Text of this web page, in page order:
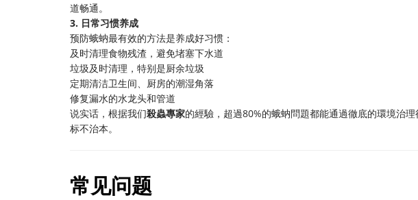
道畅通。
3. 日常习惯养成
预防蛾蚋最有效的方法是养成好习惯：
及时清理食物残渣，避免堵塞下水道
垃圾及时清理，特别是厨余垃圾
定期清洁卫生间、厨房的潮湿角落
修复漏水的水龙头和管道
说实话，根据我们殺蟲專家的經驗，超過80%的蛾蚋問題都能通過徹底的環境治
标不治本。
常见问题